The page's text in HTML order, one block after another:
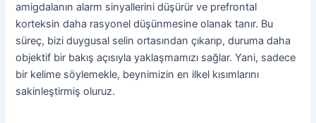
amigdalanın alarm sinyallerini düşürür ve prefrontal
korteksin daha rasyonel düşünmesine olanak tanır. Bu
süreç, bizi duygusal selin ortasından çıkarıp, duruma daha
objektif bir bakış açısıyla yaklaşmamızı sağlar. Yani, sadece
bir kelime söylemekle, beynimizin en ilkel kısımlarını
sakinleştirmiş oluruz.